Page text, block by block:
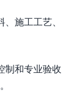
施工工艺、
和专业验收